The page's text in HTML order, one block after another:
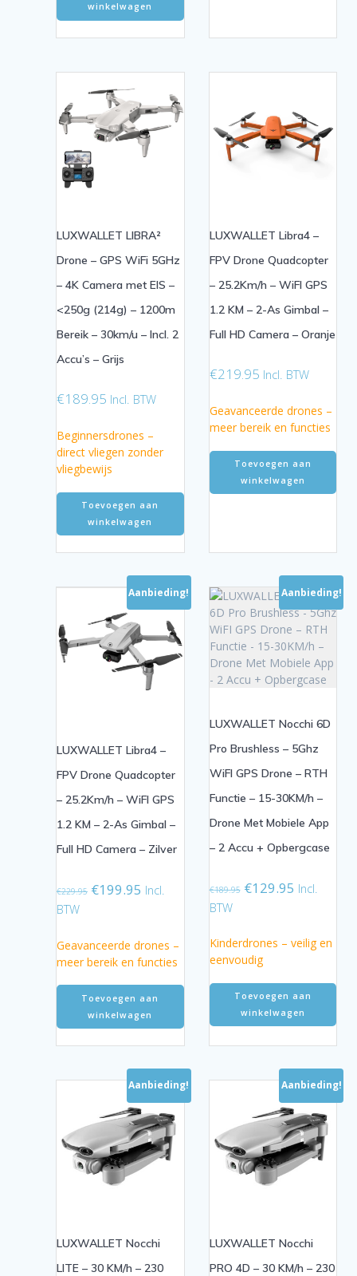
winkelwagen
LUXWALLET LIBRA²
Drone – GPS WiFi 5GHz
– 4K Camera met EIS –
<250g (214g) – 1200m
Bereik – 30km/u – Incl. 2
Accu’s – Grijs
€189.95 Incl. BTW
Beginnersdrones –
direct vliegen zonder
vliegbewijs
Toevoegen aan
winkelwagen
LUXWALLET Libra4 –
FPV Drone Quadcopter
– 25.2Km/h – WiFI GPS
1.2 KM – 2-As Gimbal –
Full HD Camera – Oranje
€219.95 Incl. BTW
Geavanceerde drones –
meer bereik en functies
Toevoegen aan
winkelwagen
Aanbieding!
LUXWALLET Libra4 –
FPV Drone Quadcopter
– 25.2Km/h – WiFI GPS
1.2 KM – 2-As Gimbal –
Full HD Camera – Zilver
€229.95 Oorspronkelijke
€229.95.
€199.95 Huidige
€199.95.
Incl.
BTW
Geavanceerde drones –
meer bereik en functies
Toevoegen aan
winkelwagen
Aanbieding!
LUXWALLET Nocchi 6D
Pro Brushless – 5Ghz
WiFI GPS Drone – RTH
Functie – 15-30KM/h –
Drone Met Mobiele App
– 2 Accu + Opbergcase
€189.95 Oorspronkelijke
€189.95.
€129.95 Huidige
€129.95.
Incl.
BTW
Kinderdrones – veilig en
eenvoudig
Toevoegen aan
winkelwagen
Aanbieding!
LUXWALLET Nocchi
LITE – 30 KM/h – 230
Aanbieding!
LUXWALLET Nocchi
PRO 4D – 30 KM/h – 230